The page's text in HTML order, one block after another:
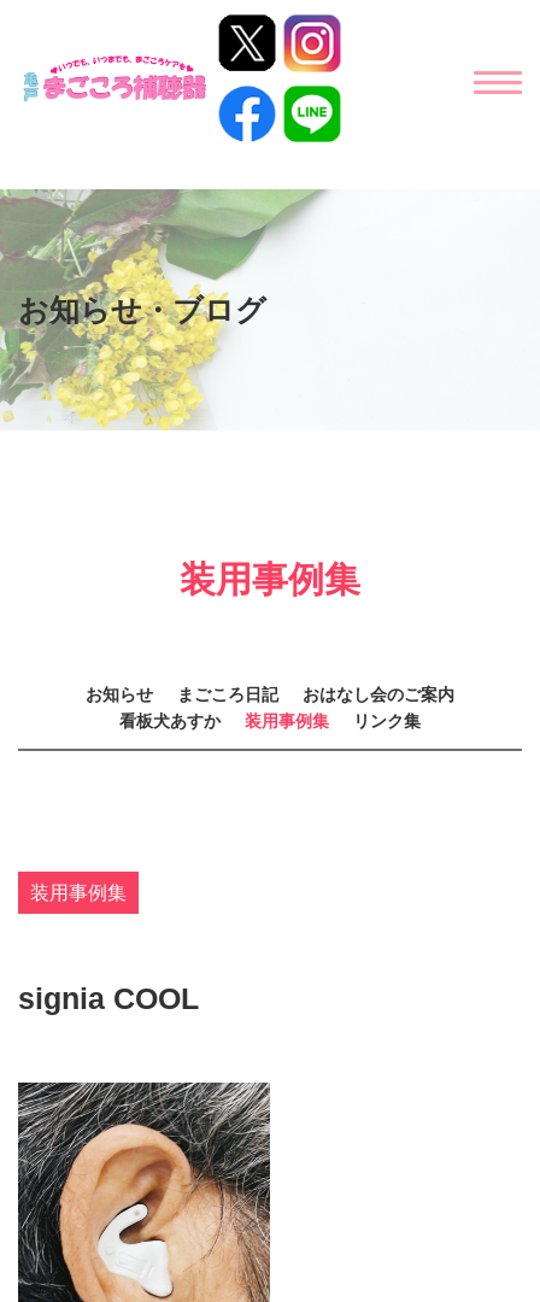
お知らせ・ブログ
装用事例集
お知らせ まごころ日記
おはなし会のご案内
看板犬あすか
装用事例集 リンク集
装用事例集
signia COOL